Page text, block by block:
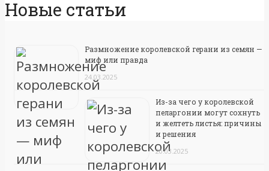
Новые статьи
Размножение королевской герани из семян —
миф или правда
24.03.2025
Из-за чего у королевской
пеларгонии могут сохнуть
и желтеть листья: причины
и решения
20.03.2025